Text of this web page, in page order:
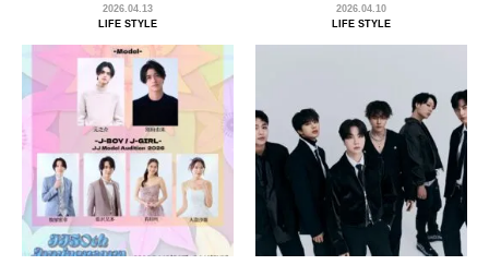
2026.04.13
LIFE STYLE
2026.04.10
LIFE STYLE